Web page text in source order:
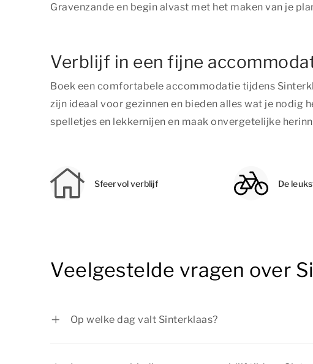
Gravenzande en begin alvast met het maken van je
Verblijf in een fijne
Boek een comfortabele accommodatie tijdens
zijn ideaal voor gezinnen en bieden alles wat je nodig
spelletjes en lekkernijen en maak onvergetelijke
Sfeervol verblijf De
Veelgestelde vragen over
Op welke dag valt Sinterklaas?